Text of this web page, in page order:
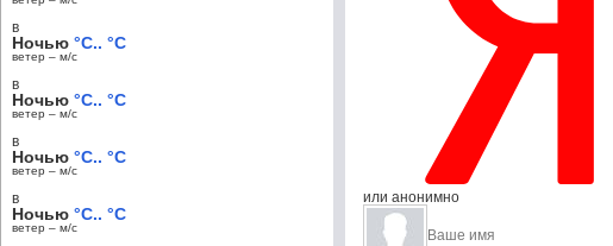
или анонимно
в
Ночью °C.. °C
ветер – м/c
в
Ночью °C.. °C
ветер – м/c
в
Ночью °C.. °C
ветер – м/c
в
Ночью °C.. °C
ветер – м/c